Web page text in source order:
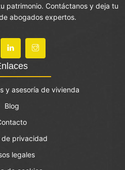
patrimonio. Contáctanos y deja tu
abogados expertos.
y asesoría de vivienda
Blog
de privacidad
legales